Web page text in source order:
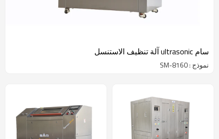
سام ultrasonic آلة تنظيف الاستنسل
نموذج : SM-8160